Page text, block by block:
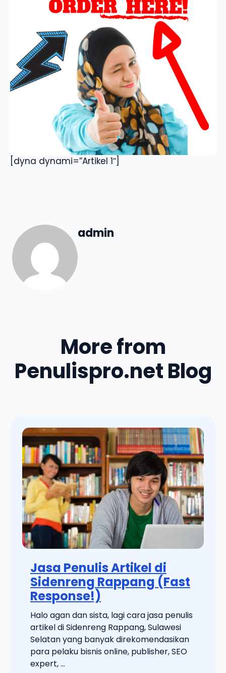
[dyna dynami=”Artikel 1″]
admin
More from
Penulispro.net Blog
Jasa Penulis Artikel di
Sidenreng Rappang (Fast
Response!)
Halo agan dan sista, lagi cara jasa penulis
artikel di Sidenreng Rappang, Sulawesi
Selatan yang banyak direkomendasikan
para pelaku bisnis online, publisher, SEO
expert, ...